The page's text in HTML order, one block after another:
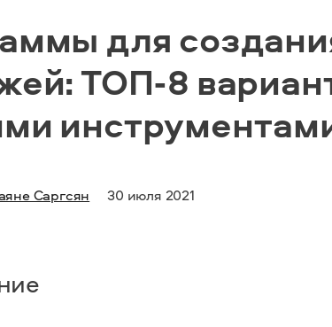
для
ТОП-8
Саргсян 30 июля 2021